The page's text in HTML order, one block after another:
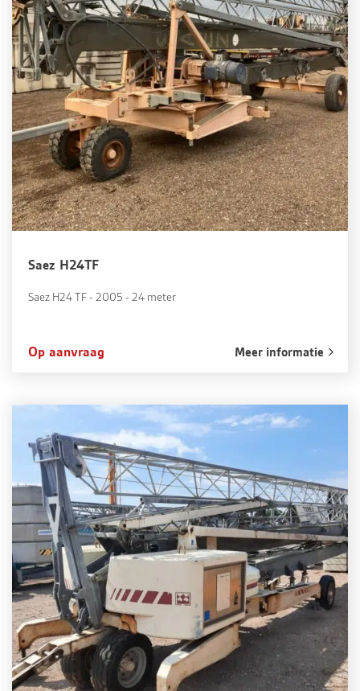
Saez H24TF
Saez H24 TF - 2005 - 24 meter
Op aanvraag Meer informatie